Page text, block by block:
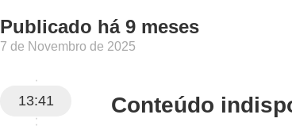
Publicado há 9 meses
7 de Novembro de 2025
13:41 Conteúdo